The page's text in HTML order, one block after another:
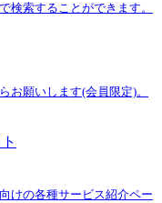
検索することができます。
お願いします(会員限定)。
けの各種サービス紹介ペー